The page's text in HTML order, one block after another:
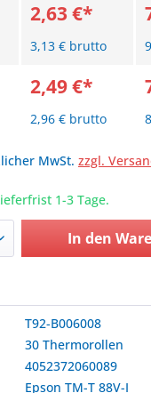
2,63 €*
3,13 € brutto
2,49 €*
2,96 € brutto
MwSt. zzgl.
1-3 Tage.
In den
T92-B006008
30 Thermorollen
4052372060089
Epson TM-T 88V-I